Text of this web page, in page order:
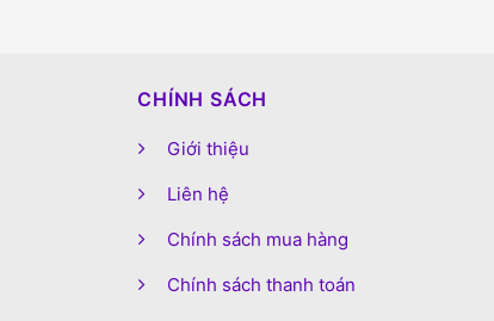
CHÍNH SÁCH
Giới thiệu
Liên hệ
Chính sách mua hàng
Chính sách thanh toán